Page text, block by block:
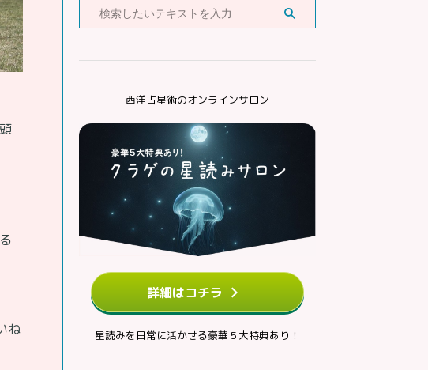
ね
西洋占星術のオンラインサロン
詳細はコチラ
星読みを日常に活かせる豪華５大特典あり！